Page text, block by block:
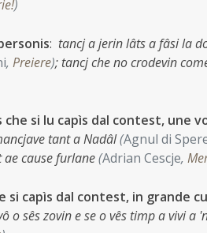
)
: tancj a jerin lâts a fâsi la
, Preiere); tancj che no crodevin
si lu capìs dal contest, une
tant a Nadâl(Agnul di
cause furlane(Adrian Cescje,
si capìs dal contest, in grande
o sês zovin e se o vês timp a vivi a